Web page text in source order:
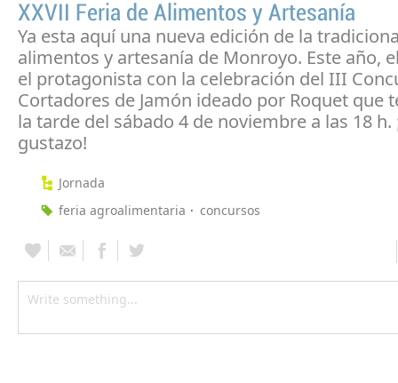
XXVII Feria de Alimentos y Artesanía
Ya esta aquí una nueva edición de la
alimentos y artesanía de Monroyo. Este año,
el protagonista con la celebración del III
Cortadores de Jamón ideado por Roquet que
la tarde del sábado 4 de noviembre a las 18 h.
gustazo!
Jornada
feria agroalimentaria
concursos